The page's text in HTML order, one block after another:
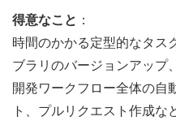
得意なこと ：
時間のかかる定型的なタス
ブラリのバージョンアップ
開発ワークフロー全体の自
ト、プルリクエスト作成な